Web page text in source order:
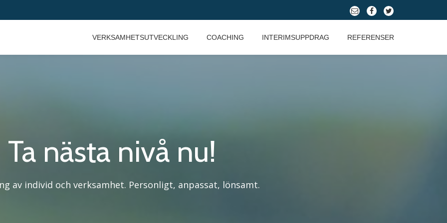
fa-
o
fa-
fa-
VERKSAMHETSUTVECKLING COACHING INTERIMSUPPDRAG REFERENSER
Ta nästa nivå nu!
av individ och verksamhet. Personligt, anpassat, lönsamt.